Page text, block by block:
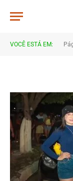
VOCÊ ESTÁ EM:
4B2A1053